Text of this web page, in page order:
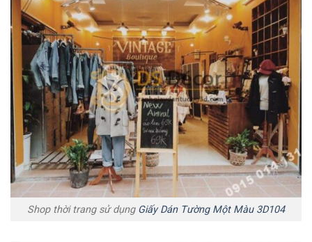
Shop thời trang sử dụng Giấy Dán Tường Một Màu 3D104